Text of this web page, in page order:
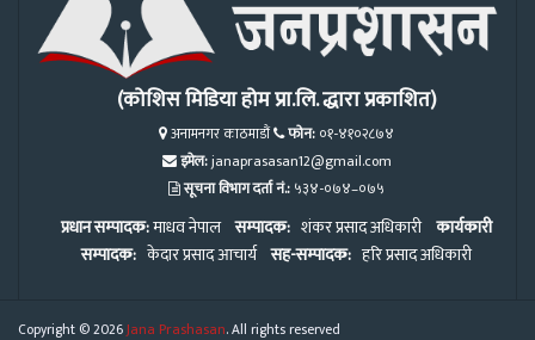
(कोशिस मिडिया होम प्रा.लि. द्धारा प्रकाशित)
अनामनगर काठमाडौं फोन: ०१-४१०२८७४
इमेल:janaprasasan12@gmail.com
सूचना विभाग दर्ता नं.: ५३४-०७४–०७५
प्रधान सम्पादक:माधव नेपाल सम्पादक: शंकर प्रसाद अधिकारी कार्यकारी
सम्पादक: केदार प्रसाद आचार्य सह-सम्पादक: हरि प्रसाद अधिकारी
Copyright © 2026Jana Prashasan. All rights reserved